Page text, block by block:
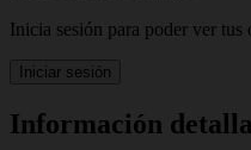
Inicia sesión para poder ver tus
Iniciar sesión
Información